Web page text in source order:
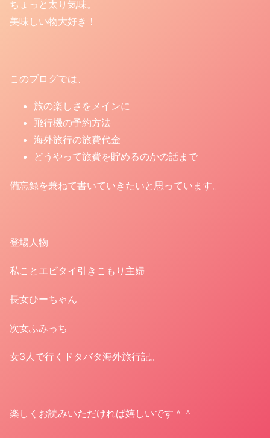
ちょっと太り気味。
美味しい物大好き！
このブログでは、
旅の楽しさをメインに
飛行機の予約方法
海外旅行の旅費代金
どうやって旅費を貯めるのかの話まで
備忘録を兼ねて書いていきたいと思っています。
登場人物
私ことエビタイ引きこもり主婦
長女ひーちゃん
次女ふみっち
女3人で行くドタバタ海外旅行記。
楽しくお読みいただければ嬉しいです＾＾